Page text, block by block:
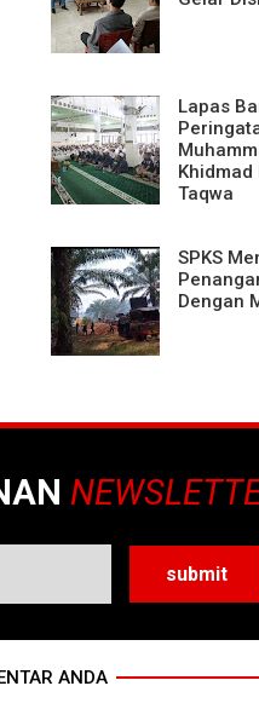
Lapas
Taqwa
SPKS
Dengan
ANDA